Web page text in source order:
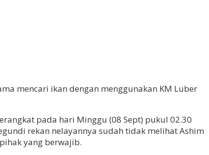
mencari ikan dengan menggunakan KM Luber
pada hari Minggu (08 Sept) pukul 02.30
rekan nelayannya sudah tidak melihat Ashim
yang berwajib.